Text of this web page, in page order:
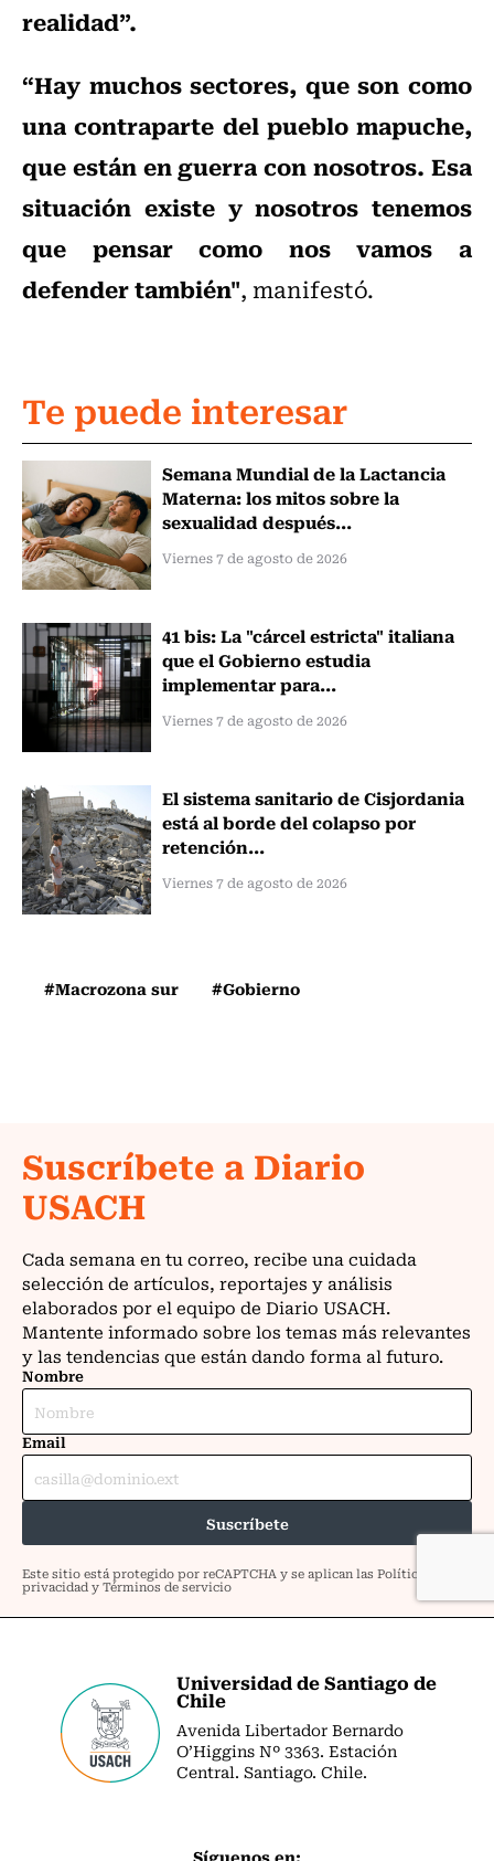
realidad”.
“Hay muchos sectores, que son como
una contraparte del pueblo mapuche,
que están en guerra con nosotros. Esa
situación existe y nosotros tenemos
que pensar como nos vamos a
defender también", manifestó.
Te puede interesar
Semana Mundial de la Lactancia
Materna: los mitos sobre la
sexualidad después...
Viernes 7 de agosto de 2026
41 bis: La "cárcel estricta" italiana
que el Gobierno estudia
implementar para...
Viernes 7 de agosto de 2026
El sistema sanitario de Cisjordania
está al borde del colapso por
retención...
Viernes 7 de agosto de 2026
#Macrozona sur #Gobierno
Universidad de Santiago de
Chile
Avenida Libertador Bernardo
O’Higgins Nº 3363. Estación
Central. Santiago. Chile.